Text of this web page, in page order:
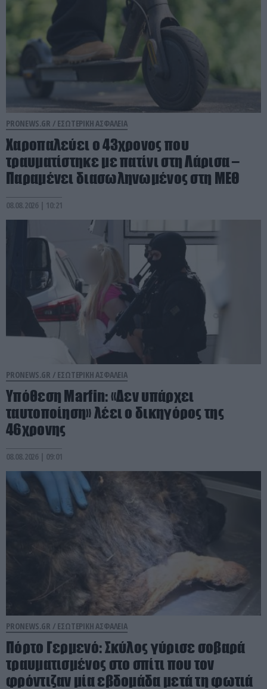
PRONEWS.GR / ΕΣΩΤΕΡΙΚΗ ΑΣΦΑΛΕΙΑ
Χαροπαλεύει ο 43χρονος που
τραυματίστηκε με πατίνι στη Λάρισα –
Παραμένει διασωληνωμένος στη ΜΕΘ
08.08.2026 | 10:21
PRONEWS.GR / ΕΣΩΤΕΡΙΚΗ ΑΣΦΑΛΕΙΑ
Υπόθεση Marfin: «Δεν υπάρχει
ταυτοποίηση» λέει ο δικηγόρος της
46χρονης
08.08.2026 | 09:01
PRONEWS.GR / ΕΣΩΤΕΡΙΚΗ ΑΣΦΑΛΕΙΑ
Πόρτο Γερμενό: Σκύλος γύρισε σοβαρά
τραυματισμένος στο σπίτι που τον
φρόντιζαν μία εβδομάδα μετά τη φωτιά